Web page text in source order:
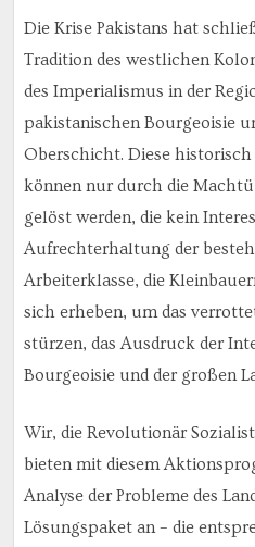
Die Krise Pakistans hat
Tradition des westlichen
des Imperialismus in der
pakistanischen Bourgeoisie
Oberschicht. Diese historisch
können nur durch die
gelöst werden, die kein
Aufrechterhaltung der
Arbeiterklasse, die
sich erheben, um das
stürzen, das Ausdruck der
Bourgeoisie und der großen
Wir, die Revolutionär
bieten mit diesem
Analyse der Probleme des
Lösungspaket an – die